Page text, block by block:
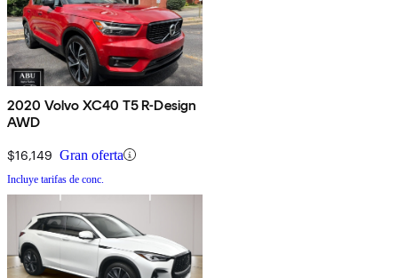
2020 Volvo XC40 T5 R-Design
AWD
$16,149 Gran oferta
Incluye tarifas de conc.